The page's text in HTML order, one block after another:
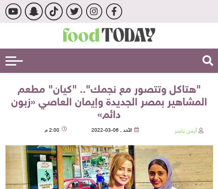
"هتاكل وتتصور مع نجمك".. "كيان" مطعم
المشاهير بمصر الجديدة وإيمان العاصي «زبون
دائم»
أيمن ياسر الأحد , 06-03-2022 2:00 م